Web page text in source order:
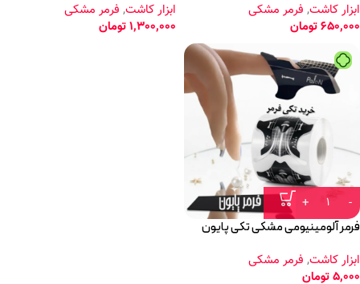
ابزار کاشت, فرمر مشکی
650,000تومان
ابزار کاشت, فرمر مشکی
1,300,000تومان
فرمر آلومینیومی مشکی تکی پایون
ابزار کاشت, فرمر مشکی
5,000تومان